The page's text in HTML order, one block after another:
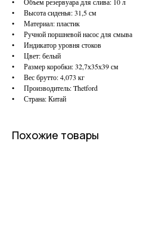
• Высота сиденья: 31,5 см
• Материал: пластик
• Ручной поршневой насос для смыва
• Индикатор уровня стоков
• Цвет: белый
• Размер коробки: 32,7х35х39 см
• Вес брутто: 4,073 кг
• Производитель: Thetford
• Страна: Китай
Похожие товары